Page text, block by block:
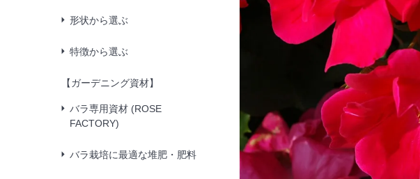
形状から選ぶ
特徴から選ぶ
【ガーデニング資材】
バラ専用資材 (ROSE
FACTORY)
バラ栽培に最適な堆肥・肥料